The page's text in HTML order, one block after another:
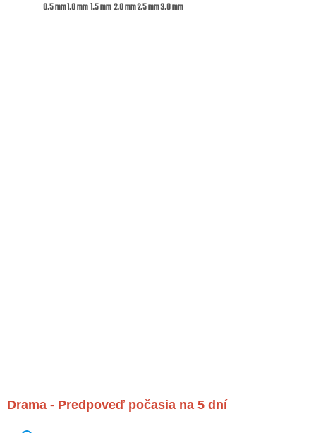
0.5 mm1.0 mm1.5 mm2.0 mm2.5 mm3.0 mm
Drama - Predpoveď počasia na 5 dní